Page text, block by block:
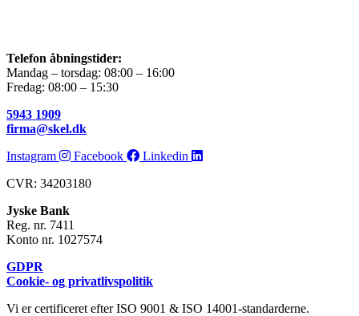
Telefon åbningstider:
Mandag – torsdag: 08:00 – 16:00
Fredag: 08:00 – 15:30
5943 1909
firma@skel.dk
Instagram
Facebook
Linkedin
CVR: 34203180
Jyske Bank
Reg. nr. 7411
Konto nr. 1027574
GDPR
Cookie- og privatlivspolitik
Vi er certificeret efter ISO 9001 & ISO 14001-standarderne.